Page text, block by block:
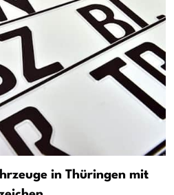
in Thüringen mit